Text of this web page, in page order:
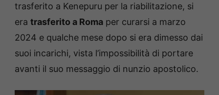
trasferito a Kenepuru per la riabilitazione, si
era trasferito a Roma per curarsi a marzo
2024 e qualche mese dopo si era dimesso dai
suoi incarichi, vista l’impossibilità di portare
avanti il suo messaggio di nunzio apostolico.